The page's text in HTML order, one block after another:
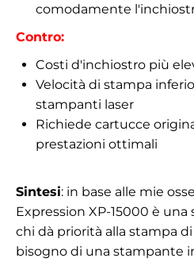
comodamente
Contro:
Costi d'inchiostro più
Velocità di stampa
stampanti laser
Richiede cartucce
prestazioni ottimali
Sintesi: in base alle mie
Expression XP-15000 è
chi dà priorità alla stampa
bisogno di una stampante